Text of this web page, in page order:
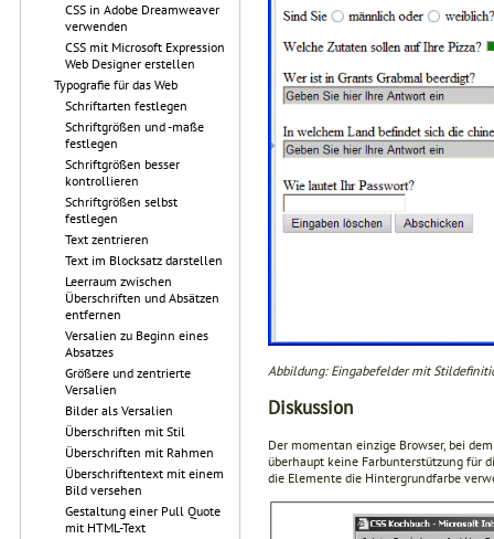
CSS in Adobe Dreamweaver
verwenden
CSS mit Microsoft Expression
Web Designer erstellen
Typografie für das Web
Schriftarten festlegen
Schriftgrößen und -maße
festlegen
Schriftgrößen besser
kontrollieren
Schriftgrößen selbst
festlegen
Text zentrieren
Text im Blocksatz darstellen
Leerraum zwischen
Überschriften und Absätzen
entfernen
Versalien zu Beginn eines
Absatzes
Größere und zentrierte
Versalien
Bilder als Versalien
Überschriften mit Stil
Überschriften mit Rahmen
Überschriftentext mit einem
Bild versehen
Gestaltung einer Pull Quote
mit HTML-Text
Abbildung: Eingabefelder mit
Diskussion
Der momentan einzige Browser, bei
überhaupt keine Farbunterstützung für
die Elemente die Hintergrundfarbe